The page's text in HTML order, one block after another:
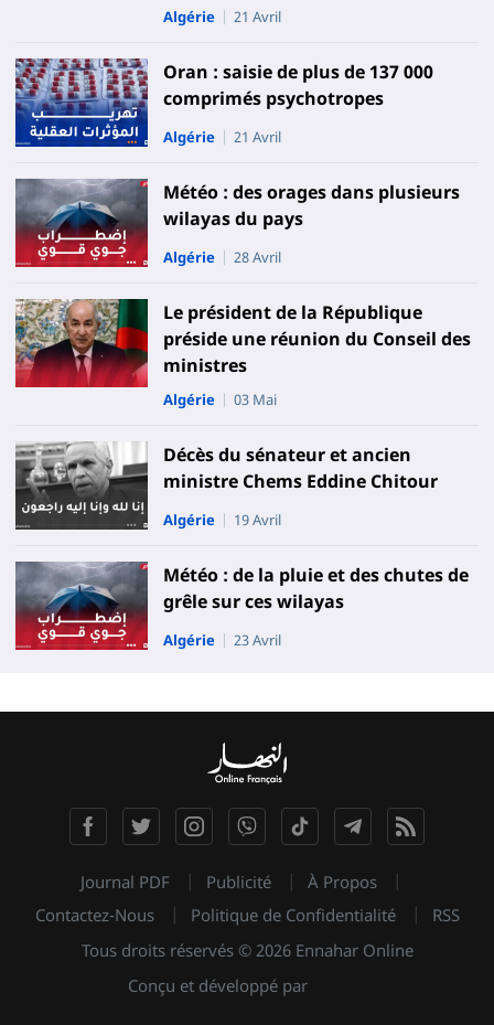
Algérie 21 Avril
Oran : saisie de plus de 137 000
comprimés psychotropes
Algérie 21 Avril
Météo : des orages dans plusieurs
wilayas du pays
Algérie 28 Avril
Le président de la République
préside une réunion du Conseil des
ministres
Algérie 03 Mai
Décès du sénateur et ancien
ministre Chems Eddine Chitour
Algérie 19 Avril
Météo : de la pluie et des chutes de
grêle sur ces wilayas
Algérie 23 Avril
Journal PDF Publicité
À Propos
Contactez-Nous
Politique de Confidentialité
RSS
Tous droits réservés © 2026 Ennahar Online
Conçu et développé par